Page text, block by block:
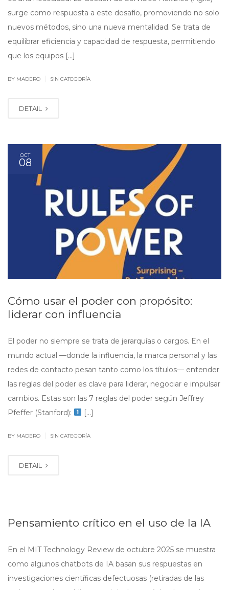
surge como respuesta a este desafío, promoviendo no solo
nuevos métodos, sino una nueva mentalidad. Se trata de
equilibrar eficiencia y capacidad de respuesta, permitiendo
que los equipos […]
BY MADERO SIN CATEGORÍA
DETAIL
OCT
08
Cómo usar el poder con propósito:
liderar con influencia
El poder no siempre se trata de jerarquías o cargos. En el
mundo actual —donde la influencia, la marca personal y las
redes de contacto pesan tanto como los títulos— entender
las reglas del poder es clave para liderar, negociar e impulsar
cambios. Estas son las 7 reglas del poder según Jeffrey
Pfeffer (Stanford):
[…]
BY MADERO SIN CATEGORÍA
DETAIL
Pensamiento crítico en el uso de la IA
En el MIT Technology Review de octubre 2025 se muestra
como algunos chatbots de IA basan sus respuestas en
investigaciones científicas defectuosas (retiradas de las